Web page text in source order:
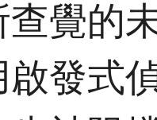
覺的
發式